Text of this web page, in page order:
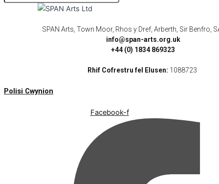
SPAN Arts, Town Moor, Rhos y Dref, Arberth, Sir Benfro,
info@span-arts.org.uk
+44 (0) 1834 869323
Rhif Cofrestru fel Elusen: 1088723
Polisi Cwynion
Facebook-f